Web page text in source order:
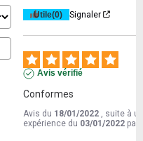
Utile(0) Signaler
Avis vérifié
Conformes
Avis du 18/01/2022
, suite à
expérience du 03/01/2022 par